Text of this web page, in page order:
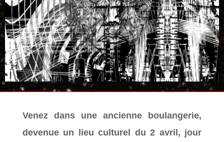
Venez dans une ancienne boulangerie,
devenue un lieu culturel du 2 avril, jour